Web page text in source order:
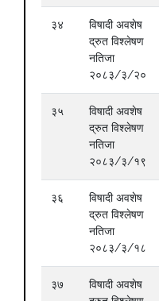
३४
विषादी अवशेष
द्रुत विश्लेषण
नतिजा
२०८३/३/२०
३५
विषादी अवशेष
द्रुत विश्लेषण
नतिजा
२०८३/३/१९
३६
विषादी अवशेष
द्रुत विश्लेषण
नतिजा
२०८३/३/१८
३७
विषादी अवशेष